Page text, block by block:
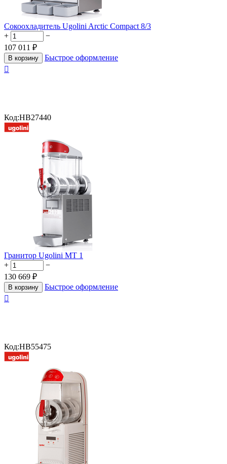
Сокоохладитель Ugolini Arctic Compact 8/3
+
−
107 011 ₽
В корзину
Быстрое оформление

Код:HB27440
Гранитор Ugolini MT 1
+
−
130 669 ₽
В корзину
Быстрое оформление

Код:HB55475